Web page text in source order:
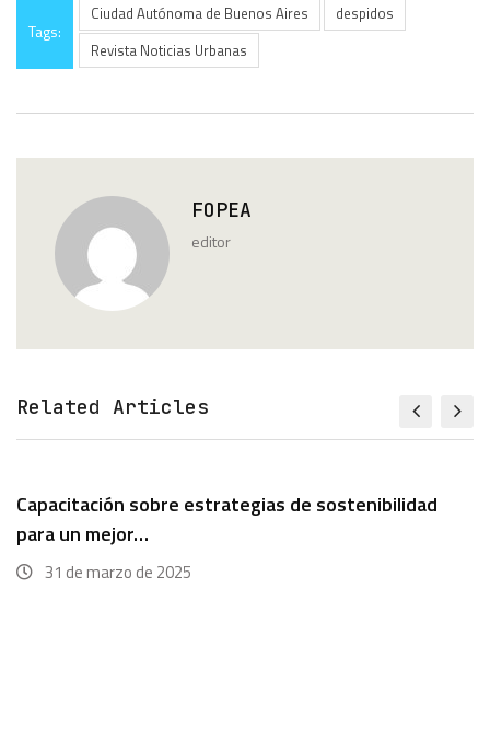
Tags:
Ciudad Autónoma de Buenos Aires
despidos
Revista Noticias Urbanas
FOPEA
editor
Related Articles
Capacitación sobre estrategias de sostenibilidad
para un mejor…
31 de marzo de 2025